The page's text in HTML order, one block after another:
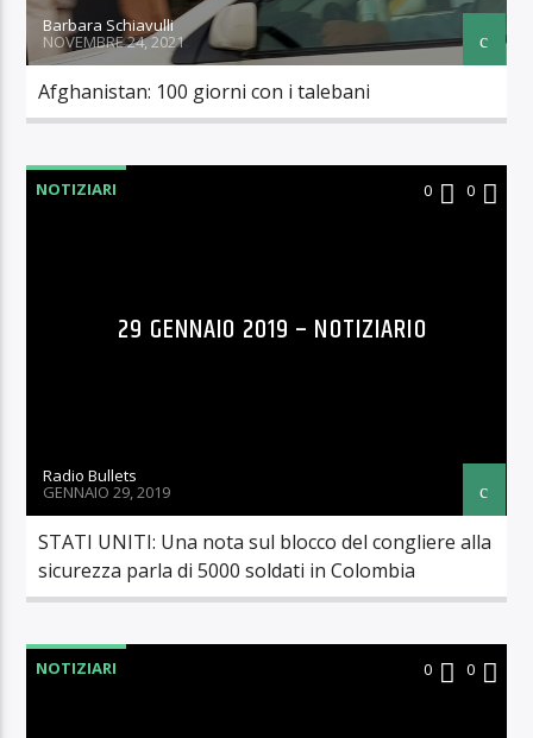
Barbara Schiavulli
NOVEMBRE 24, 2021
Afghanistan: 100 giorni con i talebani
NOTIZIARI 0 0
29 GENNAIO 2019 – NOTIZIARIO
Radio Bullets
GENNAIO 29, 2019
STATI UNITI: Una nota sul blocco del congliere alla
sicurezza parla di 5000 soldati in Colombia
NOTIZIARI 0 0